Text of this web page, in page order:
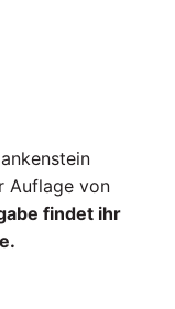
Auflage von
findet ihr